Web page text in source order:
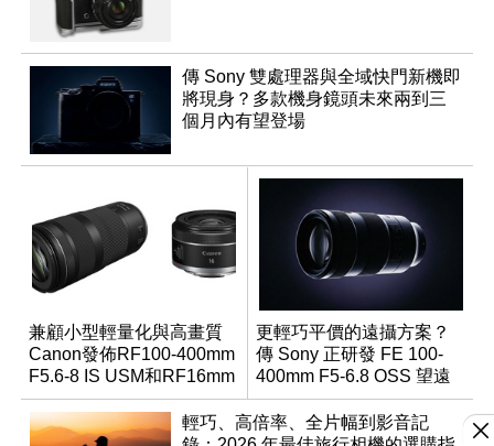
傳 Sony 雙處理器與全域快門新機即
將現身？多款機身鏡頭未來兩到三
個月內有望登場
兼顧小型輕量化與高畫質
Canon發佈RF100-400mm
F5.6-8 IS USM和RF16mm
F2.8 STM
更輕巧平價的遠攝方案？
傳 Sony 正研發 FE 100-
400mm F5-6.8 OSS 望遠
變焦鏡頭
輕巧、高倍率、全片幅到影音記